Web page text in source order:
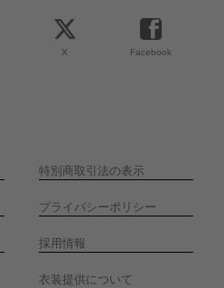
X Facebook
特別商取引法の表示
プライバシーポリシー
採用情報
衣装提供について